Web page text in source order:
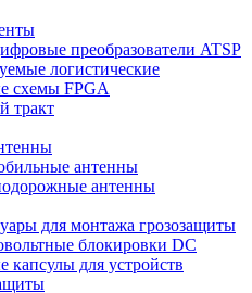
преобразователи ATSP
логистические
схемы FPGA
тракт
антенны
антенны
для монтажа грозозащиты
блокировки DC
капсулы для устройств